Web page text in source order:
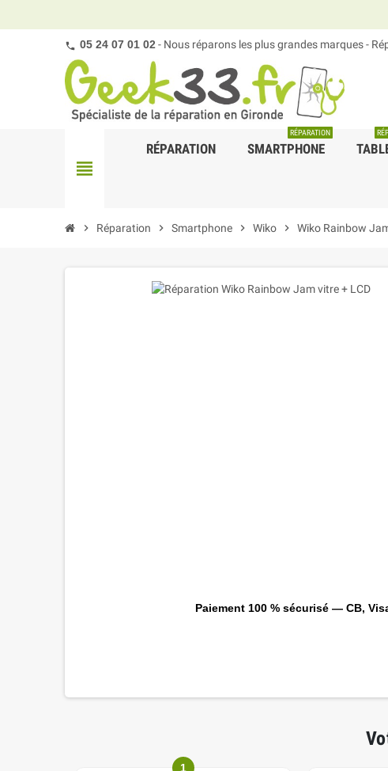
05 24 07 01 02- Nous réparons les plus grandes marques -
view_headline
RÉPARATION SMARTPHONE
RÉPARATION
chevron_right Réparation chevron_right Smartphone chevron_right Wiko chevron_right Wiko Rainbow
Paiement 100 % sécurisé — CB,
1